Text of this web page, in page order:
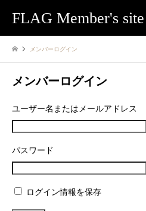
FLAG Member's site
メンバーログイン
メンバーログイン
ユーザー名またはメールアドレス
パスワード
ログイン情報を保存